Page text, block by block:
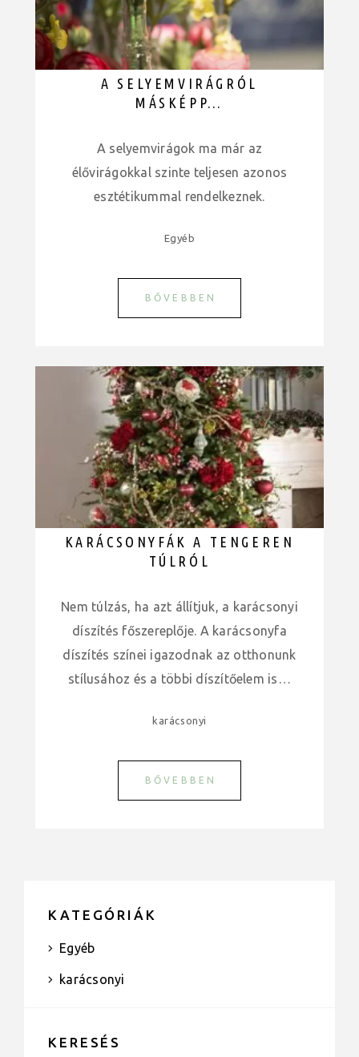
A SELYEMVIRÁGRÓL
MÁSKÉPP…
A selyemvirágok ma már az
élővirágokkal szinte teljesen azonos
esztétikummal rendelkeznek.
Egyéb
BŐVEBBEN
KARÁCSONYFÁK A TENGEREN
TÚLRÓL
Nem túlzás, ha azt állítjuk, a karácsonyi
díszítés főszereplője. A karácsonyfa
díszítés színei igazodnak az otthonunk
stílusához és a többi díszítőelem is…
karácsonyi
BŐVEBBEN
KATEGÓRIÁK
Egyéb
karácsonyi
KERESÉS